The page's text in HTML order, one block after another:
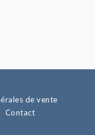
de vente
Contact